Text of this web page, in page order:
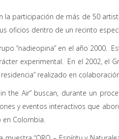
la participación de más de 50
oficios dentro de un recinto
“nadieopina” en el año 2000.
experimental. En el 2002, el
realizado en
in the Air” buscan, durante un
y eventos interactivos que
en Colombia.